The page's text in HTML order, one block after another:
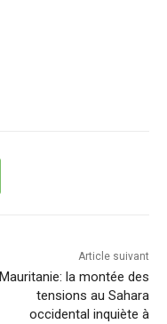
Article suivant
Mauritanie: la montée des
tensions au Sahara
occidental inquiète à